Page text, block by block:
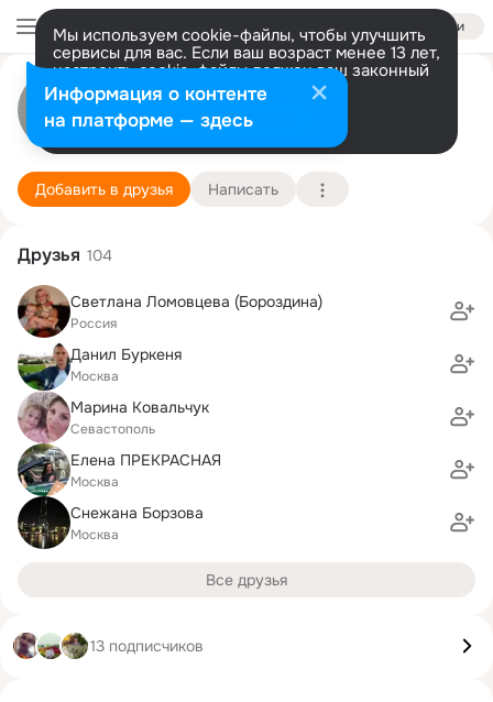
Войти
Мы используем cookie-файлы, чтобы улучшить
сервисы для вас. Если ваш возраст менее 13 лет,
настроить cookie-файлы должен ваш законный
представитель. Больше информации
Разрешить все Настроить
Ирина М
Москва
21 июля (47 лет)
МИРЭА, Московский государственный
Подробнее
Добавить в друзья Написать
Друзья 104
Светлана Ломовцева (Бороздина)
Россия
Данил Буркеня
Москва
Марина Ковальчук
Севастополь
Елена ПРЕКРАСНАЯ
Москва
Снежана Борзова
Москва
Все друзья
13 подписчиков
Информация о контенте
на платформе — здесь